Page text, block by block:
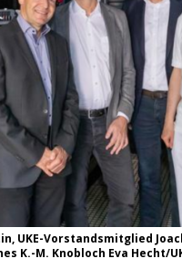
UKE-Vorstandsmitglied
K.-M. Knobloch Eva Hecht/